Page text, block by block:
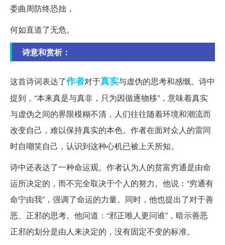
委曲周防终恐拙，
何如直道了无危。
诗意和赏析：
这首诗词表达了作者对于真实与虚伪的思考和感慨。诗中
提到，“本来真是与真非，只为因循逐物移”，意味着真实
与虚伪之间的界限模糊不清，人们往往随着环境和潮流而
改变自己，难以保持真实的本色。作者在面对众人的雷同
时自嘲笑自己，认识到这种心机已被上天所知。
诗中还表达了一种命运观。作者认为人的贫富穷通是由命
运所决定的，而不完全取决于个人的努力。他说：“穷通有
命宁由我”，强调了命运的力量。同时，他也提出了对于善
恶、正邪的思考。他问道：“邪正唯人更问谁”，暗示善恶
正邪的划分是由人来决定的，没有固定不变的标准。